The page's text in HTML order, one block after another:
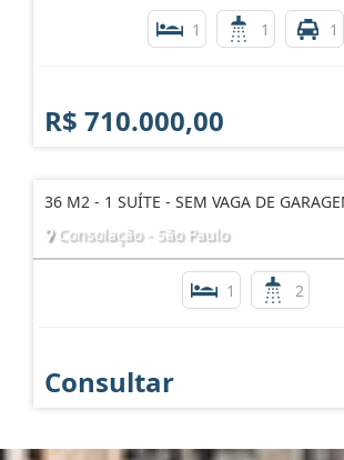
1 1 1
R$ 710.000,00
36 M2 - 1 SUÍTE - SEM VAGA DE
Consolação - São Paulo
1 2
Consultar